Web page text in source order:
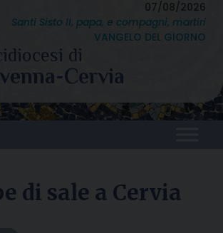
07/08/2026
Santi Sisto II, papa, e compagni, martiri
VANGELO DEL GIORNO
di sale a Cervia